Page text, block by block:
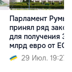
Парламент
принял ряд
для получения 3
млрд евро от ЕС
29 Июл. 19:27